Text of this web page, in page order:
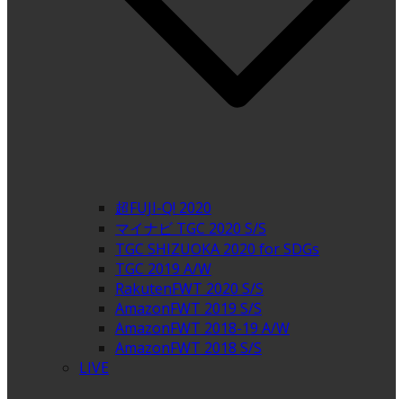
超FUJI-Q! 2020
マイナビ TGC 2020 S/S
TGC SHIZUOKA 2020 for SDGs
TGC 2019 A/W
RakutenFWT 2020 S/S
AmazonFWT 2019 S/S
AmazonFWT 2018-19 A/W
AmazonFWT 2018 S/S
LIVE